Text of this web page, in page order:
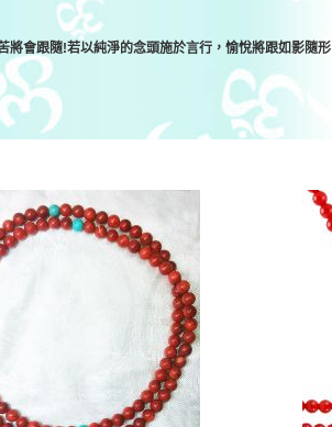
將會跟隨!若以純淨的念頭施於言行，愉悅將跟如影隨形